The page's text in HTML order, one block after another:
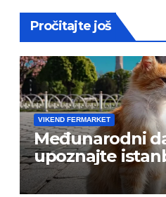
Pročitajte još
VIKEND FERMARKET
Međunarodni
upoznajte